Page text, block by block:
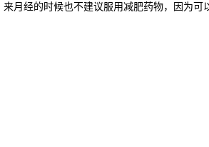
月经的时候也不建议服用减肥药物，因为可